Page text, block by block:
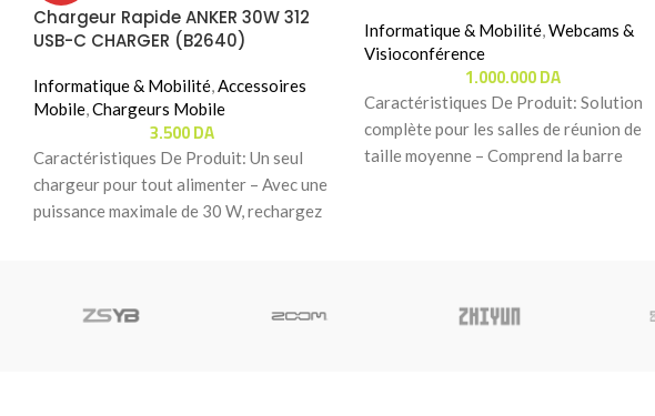
Chargeur Rapide ANKER 30W 312
USB-C CHARGER (B2640)
Informatique & Mobilité,Accessoires
Mobile,Chargeurs Mobile
3.500DA
Caractéristiques De Produit: Un seul
chargeur pour tout alimenter – Avec une
puissance maximale de 30 W, rechargez
Informatique & Mobilité,Webcams &
Visioconférence
1.000.000DA
Caractéristiques De Produit: Solution
complète pour les salles de réunion de
taille moyenne – Comprend la barre